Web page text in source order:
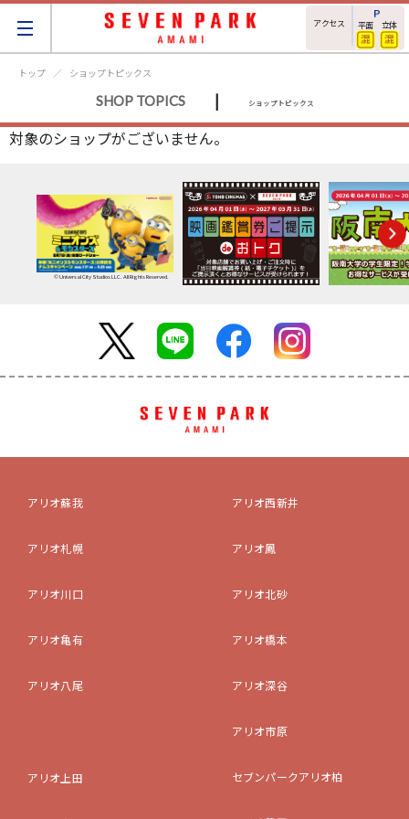
アクセス 平面 立体
トップ ショップトピックス
SHOP TOPICS | ショップトピックス
対象のショップがございません。
© Universal City Studios LLC. All Rights Reserved.
アリオ蘇我
アリオ札幌
アリオ川口
アリオ亀有
アリオ八尾
アリオ上田
アリオ西新井
アリオ鳳
アリオ北砂
アリオ橋本
アリオ深谷
アリオ市原
セブンパークアリオ柏